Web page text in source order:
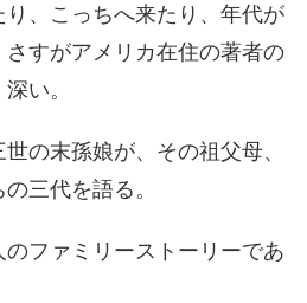
、こっちへ来たり、年代が
さすがアメリカ在住の著者の
い。
の末孫娘が、その祖父母、
三代を語る。
ファミリーストーリーであ